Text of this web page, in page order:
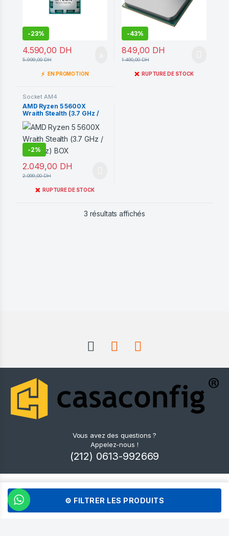
⚙ FILTRER LES PRODUITS
-23%
4.590,00 DH
5.999,00DH
⚡ EN PROMOTION
-43%
849,00 DH
1.490,00DH
❌ RUPTURE DE STOCK
Socket AM4
AMD Ryzen 5 5600X
Wraith Stealth (3.7 GHz /
4.6 GHz) BOX
-2%
2.049,00 DH
2.099,00DH
❌ RUPTURE DE STOCK
3 résultats affichés
Vous avez des questions ?
Appelez-nous !
(212) 0613-992669
📍 Notre Page Contact & Showrooms